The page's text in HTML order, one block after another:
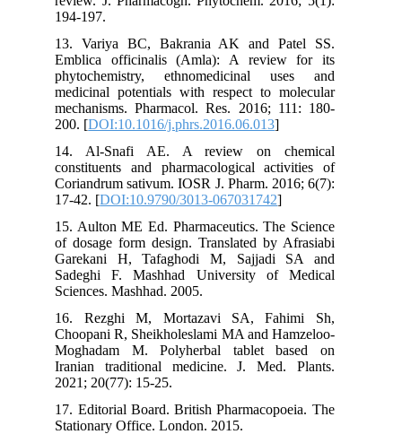
194-197.
13. Variya BC, Bakrania AK and Patel SS.
Emblica officinalis (Amla): A review for its
phytochemistry, ethnomedicinal uses and
medicinal potentials with respect to molecular
mechanisms. Pharmacol. Res. 2016; 111: 180-
200. [DOI:10.1016/j.phrs.2016.06.013
14. Al-Snafi AE. A review on chemical
constituents and pharmacological activities of
Coriandrum sativum. IOSR J. Pharm. 2016; 6(7):
17-42. [DOI:10.9790/3013-067031742
15. Aulton ME Ed. Pharmaceutics. The Science
of dosage form design. Translated by Afrasiabi
Garekani H, Tafaghodi M, Sajjadi SA and
Sadeghi F. Mashhad University of Medical
Sciences. Mashhad. 2005.
16. Rezghi M, Mortazavi SA, Fahimi Sh,
Choopani R, Sheikholeslami MA and Hamzeloo-
Moghadam M. Polyherbal tablet based on
Iranian traditional medicine. J. Med. Plants.
2021; 20(77): 15-25.
17. Editorial Board. British Pharmacopoeia. The
Stationary Office. London. 2015.